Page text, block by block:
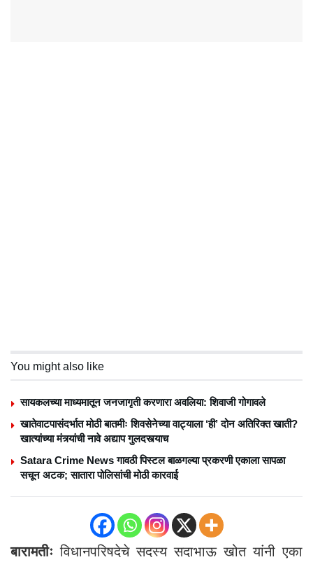
You might also like
सायकलच्या माध्यमातून जनजागृती करणारा अवलिया: शिवाजी गोगावले
खातेवाटपासंदर्भात मोठी बातमीः शिवसेनेच्या वाट्याला ‘ही’ दोन अतिरिक्त खाती?
खात्यांच्या मंत्र्यांची नावे अद्याप गुलदस्त्याच
Satara Crime News गावठी पिस्टल बाळगल्या प्रकरणी एकाला सापळा
सचून अटक; सातारा पोलिसांची मोठी कारवाई
बारामतीः विधानपरिषदेचे सदस्य सदाभाऊ खोत यांनी एका